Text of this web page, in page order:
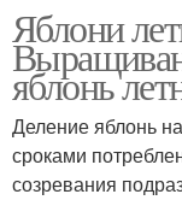
Яблони
яблонь
Деление яблонь
сроками
созревания